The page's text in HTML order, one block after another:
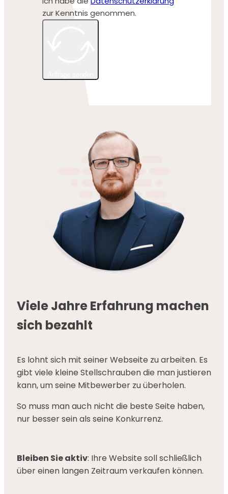
zur Kenntnis genommen.
Viele Jahre Erfahrung machen
sich bezahlt
Es lohnt sich mit seiner Webseite zu arbeiten. Es
gibt viele kleine Stellschrauben die man justieren
kann, um seine Mitbewerber zu überholen.
So muss man auch nicht die beste Seite haben,
nur besser sein als seine Konkurrenz.
Bleiben Sie aktiv: Ihre Website soll schließlich
über einen langen Zeitraum verkaufen können.